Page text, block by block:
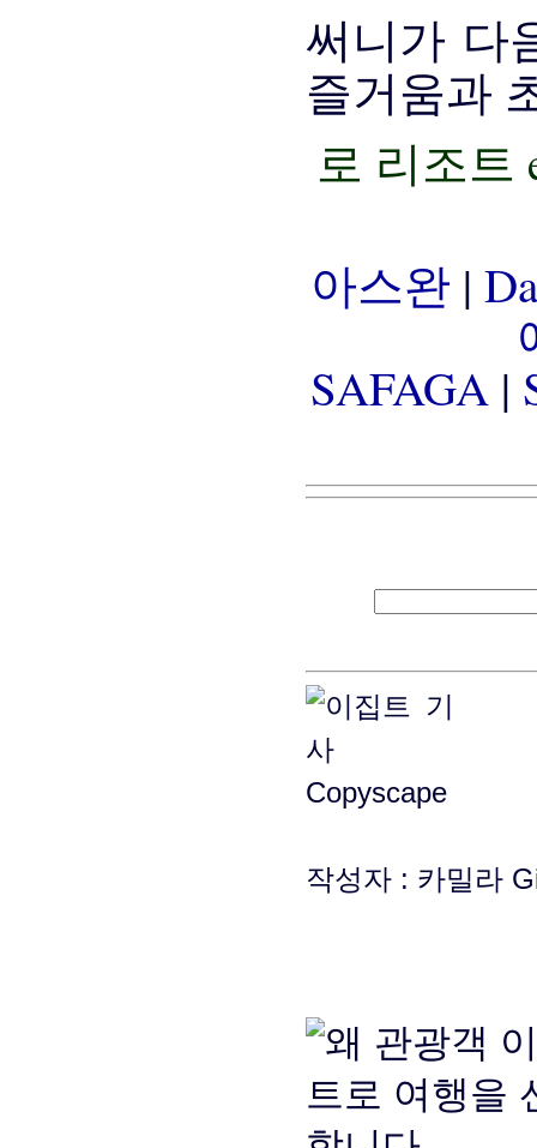
써니가 다
즐거움과
로 리조트
아스완 |
SAFAGA |
작성자 : 카밀라​​